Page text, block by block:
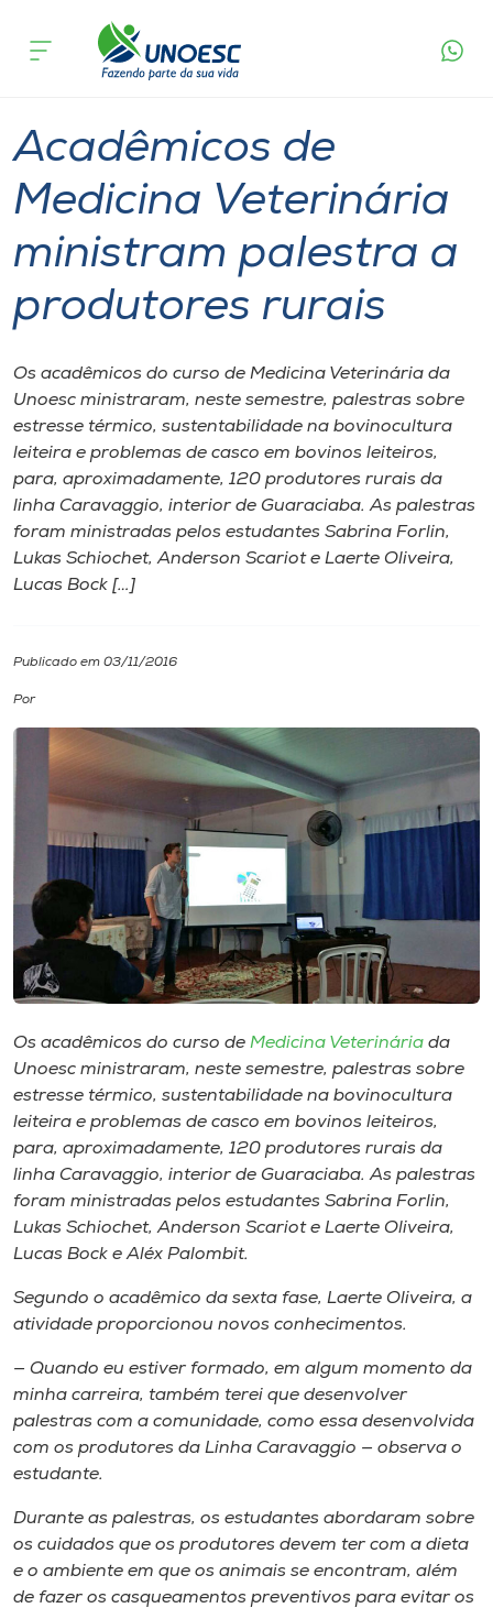
Cursos
Pesquisa
Atendimento ao Estudante
Portal de Ensino
A
Internacionalização
I.nova
Cultura
CPA
Biblioteca
Editora
Rádio
Museu
Unoesc
Store
Selecione
A+
acontece
Acadêmicos de
Medicina Veterinária
ministram palestra a
produtores rurais
Os acadêmicos do curso de Medicina Veterinária da
Unoesc ministraram, neste semestre, palestras sobre
estresse térmico, sustentabilidade na bovinocultura
leiteira e problemas de casco em bovinos leiteiros,
para, aproximadamente, 120 produtores rurais da
linha Caravaggio, interior de Guaraciaba. As palestras
foram ministradas pelos estudantes Sabrina Forlin,
Lukas Schiochet, Anderson Scariot e Laerte Oliveira,
Lucas Bock […]
Publicado em 03/11/2016
Por
Os acadêmicos do curso de Medicina Veterinária da
Unoesc ministraram, neste semestre, palestras sobre
estresse térmico, sustentabilidade na bovinocultura
leiteira e problemas de casco em bovinos leiteiros,
para, aproximadamente, 120 produtores rurais da
linha Caravaggio, interior de Guaraciaba. As palestras
foram ministradas pelos estudantes Sabrina Forlin,
Lukas Schiochet, Anderson Scariot e Laerte Oliveira,
Lucas Bock e Aléx Palombit.
Segundo o acadêmico da sexta fase, Laerte Oliveira, a
atividade proporcionou novos conhecimentos.
— Quando eu estiver formado, em algum momento da
minha carreira, também terei que desenvolver
palestras com a comunidade, como essa desenvolvida
com os produtores da Linha Caravaggio — observa o
estudante.
Durante as palestras, os estudantes abordaram sobre
os cuidados que os produtores devem ter com a dieta
e o ambiente em que os animais se encontram, além
de fazer os casqueamentos preventivos para evitar os